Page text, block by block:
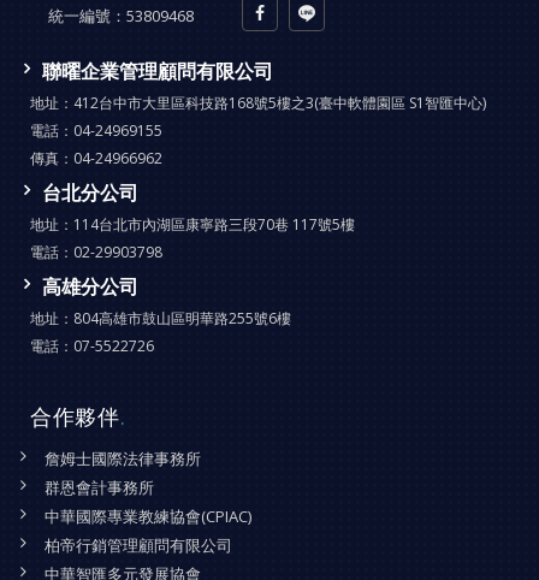
統一編號： 53809468
聯曜企業管理顧問有限公司
地址： 412台中市大里區科技路168號5樓之3(臺中軟體園區 S1智匯中心)
電話： 04-24969155
傳真： 04-24966962
台北分公司
地址： 114台北市內湖區康寧路三段70巷 117號5樓
電話： 02-29903798
高雄分公司
地址： 804高雄市鼓山區明華路255號6樓
電話： 07-5522726
合作夥伴.
詹姆士國際法律事務所
群恩會計事務所
中華國際專業教練協會(CPIAC)
柏帝行銷管理顧問有限公司
中華智匯多元發展協會